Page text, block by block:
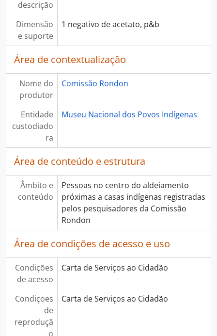
descrição
Dimensão
e suporte
1 negativo de acetato, p&b
Área de contextualização
Nome do
produtor
Comissão Rondon
Entidade
custodiado
ra
Museu Nacional dos Povos Indígenas
Área de conteúdo e estrutura
Âmbito e
conteúdo
Pessoas no centro do aldeiamento
próximas a casas indígenas registradas
pelos pesquisadores da Comissão
Rondon
Área de condições de acesso e uso
Condições
de acesso
Carta de Serviços ao Cidadão
Condiçoes
de
reproduçã
o
Carta de Serviços ao Cidadão